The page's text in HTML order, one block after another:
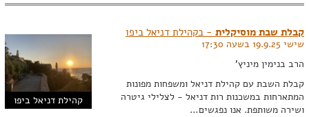
קהילת דניאל ביפו
קבלת שבת מוסיקלית - בקהילת דניאל ביפו
שישי 19.9.25 בשעה 17:30
הרב בנימין מיניץ'
קבלת השבת עם קהילת דניאל ומשפחות מפונות
המתארחות במשכנות רות דניאל - לצלילי גיטרה
ושירה משותפת. אנו נפגשים…